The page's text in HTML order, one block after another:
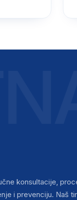
konsultacije,
i prevenciju. Naš